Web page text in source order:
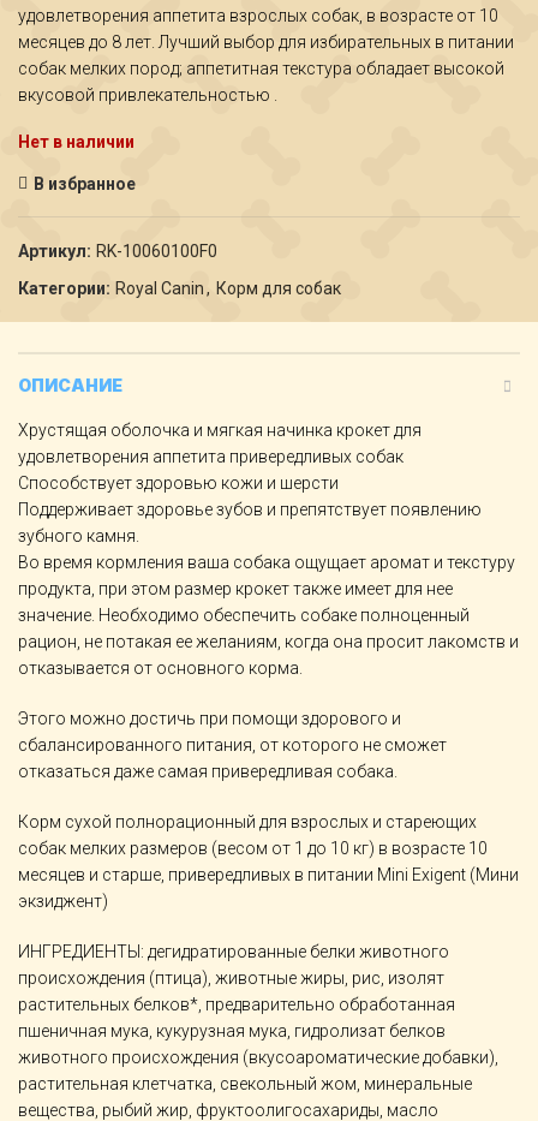
удовлетворения аппетита взрослых собак, в возрасте от 10
месяцев до 8 лет. Лучший выбор для избирательных в питании
собак мелких пород; аппетитная текстура обладает высокой
вкусовой привлекательностью .
Нет в наличии
В избранное
Артикул: RK-10060100F0
Категории: Royal Canin, Корм для собак
ОПИСАНИЕ
Хрустящая оболочка и мягкая начинка крокет для
удовлетворения аппетита привередливых собак
Способствует здоровью кожи и шерсти
Поддерживает здоровье зубов и препятствует появлению
зубного камня.
Во время кормления ваша собака ощущает аромат и текстуру
продукта, при этом размер крокет также имеет для нее
значение. Необходимо обеспечить собаке полноценный
рацион, не потакая ее желаниям, когда она просит лакомств и
отказывается от основного корма.
Этого можно достичь при помощи здорового и
сбалансированного питания, от которого не сможет
отказаться даже самая привередливая собака.
Корм сухой полнорационный для взрослых и стареющих
собак мелких размеров (весом от 1 до 10 кг) в возрасте 10
месяцев и старше, привередливых в питании Mini Exigent (Мини
экзиджент)
ИНГРЕДИЕНТЫ: дегидратированные белки животного
происхождения (птица), животные жиры, рис, изолят
растительных белков*, предварительно обработанная
пшеничная мука, кукурузная мука, гидролизат белков
животного происхождения (вкусоароматические добавки),
растительная клетчатка, свекольный жом, минеральные
вещества, рыбий жир, фруктоолигосахариды, масло